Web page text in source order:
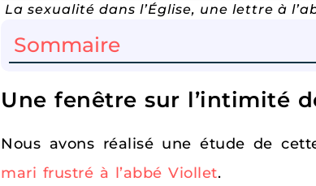
La sexualité dans l’Église, une lettre à
Sommaire
Une fenêtre sur l’intimité
Nous avons réalisé une étude de
mari frustré à l’abbé Viollet.